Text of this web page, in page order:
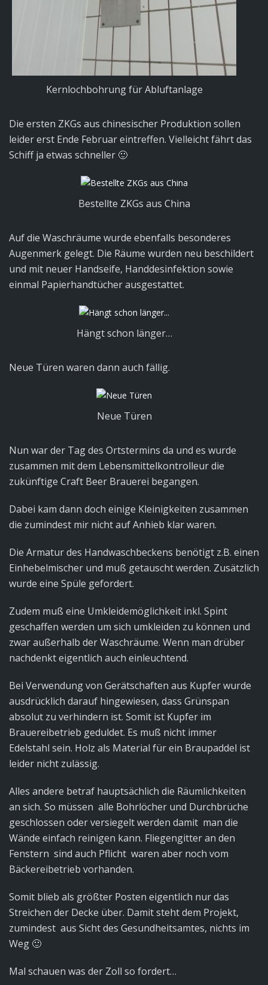
Kernlochbohrung für Abluftanlage
Die ersten ZKGs aus chinesischer Produktion sollen
leider erst Ende Februar eintreffen. Vielleicht fährt das
Schiff ja etwas schneller 🙂
Bestellte ZKGs aus China
Auf die Waschräume wurde ebenfalls besonderes
Augenmerk gelegt. Die Räume wurden neu beschildert
und mit neuer Handseife, Handdesinfektion sowie
einmal Papierhandtücher ausgestattet.
Hängt schon länger…
Neue Türen waren dann auch fällig.
Neue Türen
Nun war der Tag des Ortstermins da und es wurde
zusammen mit dem Lebensmittelkontrolleur die
zukünftige Craft Beer Brauerei begangen.
Dabei kam dann doch einige Kleinigkeiten zusammen
die zumindest mir nicht auf Anhieb klar waren.
Die Armatur des Handwaschbeckens benötigt z.B. einen
Einhebelmischer und muß getauscht werden. Zusätzlich
wurde eine Spüle gefordert.
Zudem muß eine Umkleidemöglichkeit inkl. Spint
geschaffen werden um sich umkleiden zu können und
zwar außerhalb der Waschräume. Wenn man drüber
nachdenkt eigentlich auch einleuchtend.
Bei Verwendung von Gerätschaften aus Kupfer wurde
ausdrücklich darauf hingewiesen, dass Grünspan
absolut zu verhindern ist. Somit ist Kupfer im
Brauereibetrieb geduldet. Es muß nicht immer
Edelstahl sein. Holz als Material für ein Braupaddel ist
leider nicht zulässig.
Alles andere betraf hauptsächlich die Räumlichkeiten
an sich. So müssen alle Bohrlöcher und Durchbrüche
geschlossen oder versiegelt werden damit man die
Wände einfach reinigen kann. Fliegengitter an den
Fenstern sind auch Pflicht waren aber noch vom
Bäckereibetrieb vorhanden.
Somit blieb als größter Posten eigentlich nur das
Streichen der Decke über. Damit steht dem Projekt,
zumindest aus Sicht des Gesundheitsamtes, nichts im
Weg 🙂
Mal schauen was der Zoll so fordert…